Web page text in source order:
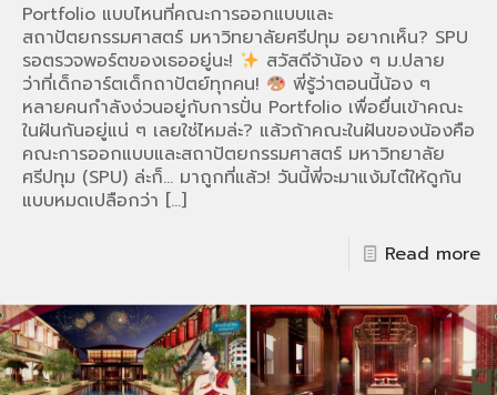
Portfolio แบบไหนที่คณะการออกแบบและ
สถาปัตยกรรมศาสตร์ มหาวิทยาลัยศรีปทุม อยากเห็น? SPU
รอตรวจพอร์ตของเธออยู่นะ!
สวัสดีจ้าน้อง ๆ ม.ปลาย
ว่าที่เด็กอาร์ตเด็กถาปัตย์ทุกคน!
พี่รู้ว่าตอนนี้น้อง ๆ
หลายคนกำลังง่วนอยู่กับการปั่น Portfolio เพื่อยื่นเข้าคณะ
ในฝันกันอยู่แน่ ๆ เลยใช่ไหมล่ะ? แล้วถ้าคณะในฝันของน้องคือ
คณะการออกแบบและสถาปัตยกรรมศาสตร์ มหาวิทยาลัย
ศรีปทุม (SPU) ล่ะก็… มาถูกที่แล้ว! วันนี้พี่จะมาแง้มไต๋ให้ดูกัน
แบบหมดเปลือกว่า […]
Read more